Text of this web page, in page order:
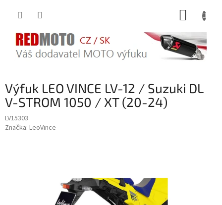
Výfuk LEO VINCE LV-12 / Suzuki DL
V-STROM 1050 / XT (20-24)
LV15303
Značka: LeoVince